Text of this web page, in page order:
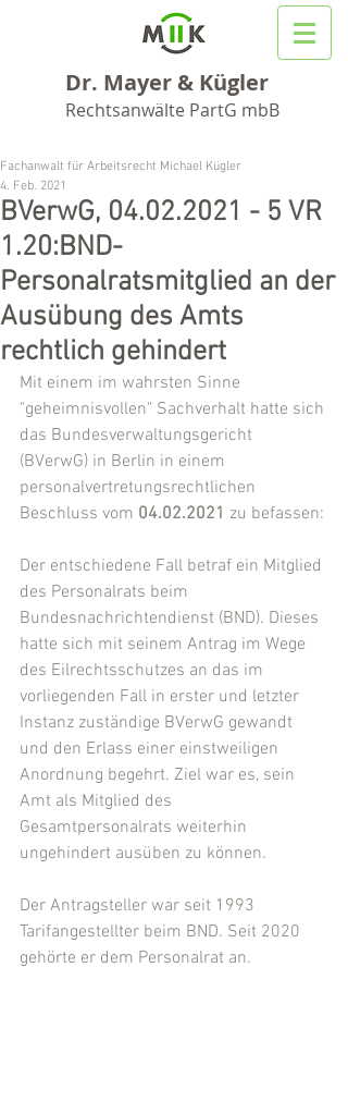
Dr. Mayer & Kügler
Rechtsanwälte PartG mbB
BVerwG, 04.02.2021 - 5 VR
1.20:BND-
Personalratsmitglied an der
Ausübung des Amts
rechtlich gehindert
Fachanwalt für Arbeitsrecht Michael Kügler
4. Feb. 2021
Mit einem im wahrsten Sinne
"geheimnisvollen" Sachverhalt hatte sich
das Bundesverwaltungsgericht
(BVerwG) in Berlin in einem
personalvertretungsrechtlichen
Beschluss vom 04.02.2021 zu befassen:
Der entschiedene Fall betraf ein Mitglied
des Personalrats beim
Bundesnachrichtendienst (BND). Dieses
hatte sich mit seinem Antrag im Wege
des Eilrechtsschutzes an das im
vorliegenden Fall in erster und letzter
Instanz zuständige BVerwG gewandt
und den Erlass einer einstweiligen
Anordnung begehrt. Ziel war es, sein
Amt als Mitglied des
Gesamtpersonalrats weiterhin
ungehindert ausüben zu können.
Der Antragsteller war seit 1993
Tarifangestellter beim BND. Seit 2020
gehörte er dem Personalrat an.